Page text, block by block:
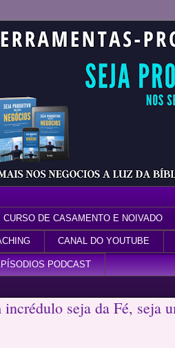
CURSO DE CASAMENTO E NOIVADO
CANAL DO YOUTUBE
PODCAST
incrédulo seja da Fé, seja